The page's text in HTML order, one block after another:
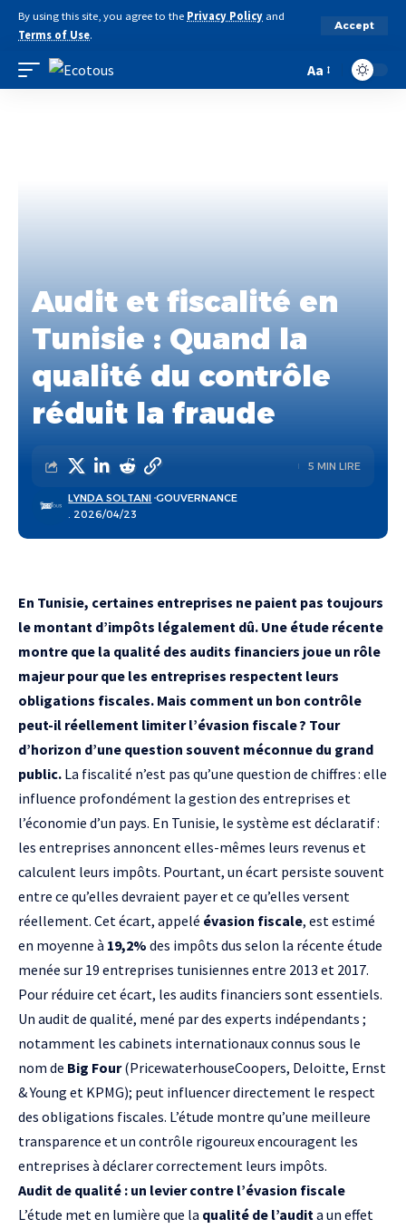
By using this site, you agree to the Privacy Policy and
Terms of Use.
Accept
Aa
Audit et fiscalité en
Tunisie : Quand la
qualité du contrôle
réduit la fraude
. 2026/04/23
LYNDA SOLTANI GOUVERNANCE
5 MIN LIRE
En Tunisie, certaines entreprises ne paient pas toujours
le montant d’impôts légalement dû. Une étude récente
montre que la qualité des audits financiers joue un rôle
majeur pour que les entreprises respectent leurs
obligations fiscales. Mais comment un bon contrôle
peut-il réellement limiter l’évasion fiscale ? Tour
d’horizon d’une question souvent méconnue du grand
public. La fiscalité n’est pas qu’une question de chiffres : elle
influence profondément la gestion des entreprises et
l’économie d’un pays. En Tunisie, le système est déclaratif :
les entreprises annoncent elles-mêmes leurs revenus et
calculent leurs impôts. Pourtant, un écart persiste souvent
entre ce qu’elles devraient payer et ce qu’elles versent
réellement. Cet écart, appelé évasion fiscale, est estimé
en moyenne à 19,2% des impôts dus selon la récente étude
menée sur 19 entreprises tunisiennes entre 2013 et 2017.
Pour réduire cet écart, les audits financiers sont essentiels.
Un audit de qualité, mené par des experts indépendants ;
notamment les cabinets internationaux connus sous le
nom de Big Four(PricewaterhouseCoopers, Deloitte, Ernst
& Young et KPMG); peut influencer directement le respect
des obligations fiscales. L’étude montre qu’une meilleure
transparence et un contrôle rigoureux encouragent les
entreprises à déclarer correctement leurs impôts.
Audit de qualité : un levier contre l’évasion fiscale
L’étude met en lumière que la qualité de l’audita un effet